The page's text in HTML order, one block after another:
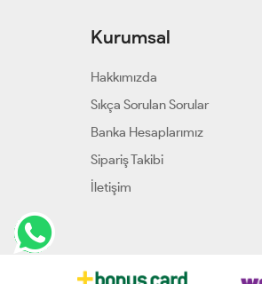
Kurumsal
Hakkımızda
Sıkça Sorulan Sorular
Banka Hesaplarımız
Sipariş Takibi
İletişim